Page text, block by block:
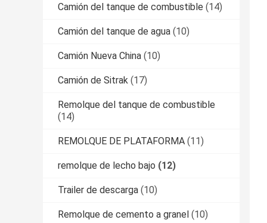
Camión del tanque de combustible (14)
Camión del tanque de agua (10)
Camión Nueva China (10)
Camión de Sitrak (17)
Remolque del tanque de combustible
(14)
REMOLQUE DE PLATAFORMA (11)
remolque de lecho bajo (12)
Trailer de descarga (10)
Remolque de cemento a granel (10)